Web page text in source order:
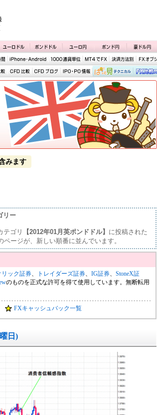
みます
リー
テゴリ 【2012年01月英ポンドドル】 に投稿された
ージが、新しい順番に並んでいます。
ック証券、 トレイダーズ証券、 IG証券、 StoneX証
のものを正式な許可を得て使用しています。無断転用
FXキャッシュバック一覧
日)